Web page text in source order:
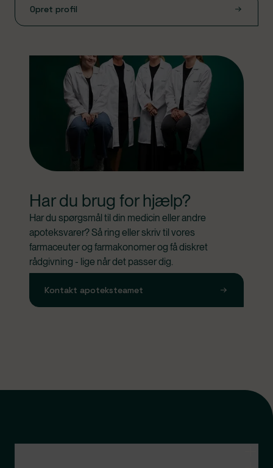
Opret profil
Har du brug for hjælp?
Har du spørgsmål til din medicin eller andre
apoteksvarer? Så ring eller skriv til vores
farmaceuter og farmakonomer og få diskret
rådgivning - lige når det passer dig.
Kontakt apoteksteamet